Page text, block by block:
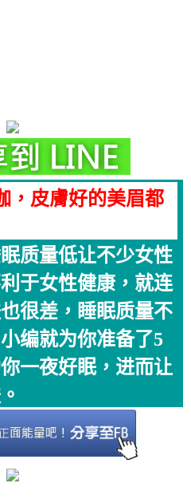
，皮膚好的美眉都
质量低让不少女性
于女性健康，就连
很差，睡眠质量不
编就为你准备了5
一夜好眠，进而让